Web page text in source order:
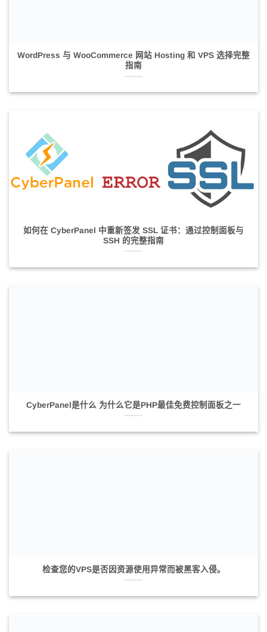
WordPress 与 WooCommerce 网站 Hosting 和 VPS 选择完整
指南
如何在 CyberPanel 中重新签发 SSL 证书：通过控制面板与
SSH 的完整指南
CyberPanel是什么 为什么它是PHP最佳免费控制面板之一
检查您的VPS是否因资源使用异常而被黑客入侵。